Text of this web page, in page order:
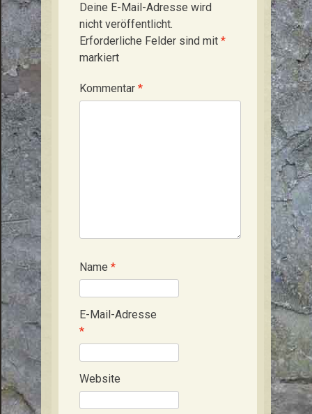
Deine E-Mail-Adresse wird
nicht veröffentlicht.
Erforderliche Felder sind mit *
markiert
Kommentar *
Name *
E-Mail-Adresse
*
Website